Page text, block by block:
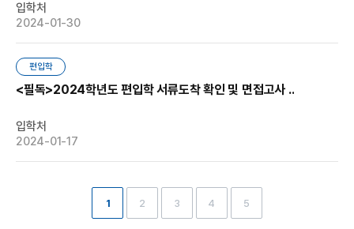
입학처
2024-01-30
편입학
<필독>2024학년도 편입학 서류도착 확인 및 면접고사 ..
입학처
2024-01-17
1 2 3 4 5